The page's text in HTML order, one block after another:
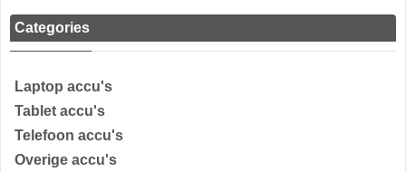
Categories
Laptop accu's
Tablet accu's
Telefoon accu's
Overige accu's